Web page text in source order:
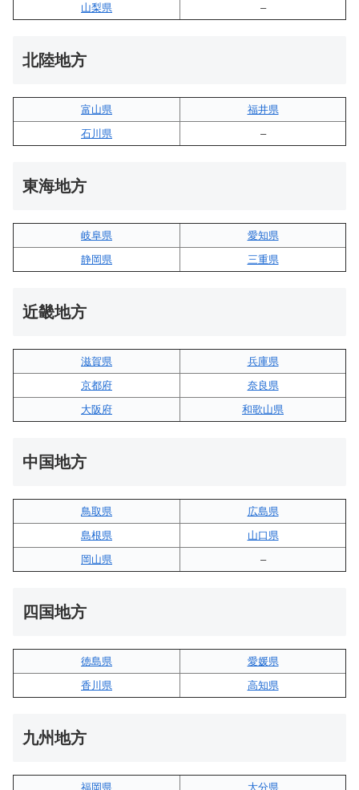
山梨県
–
北陸地方
富山県
福井県
石川県
–
東海地方
岐阜県
愛知県
静岡県
三重県
近畿地方
滋賀県
兵庫県
京都府
奈良県
大阪府
和歌山県
中国地方
鳥取県
広島県
島根県
山口県
岡山県
–
四国地方
徳島県
愛媛県
香川県
高知県
九州地方
福岡県 大分県